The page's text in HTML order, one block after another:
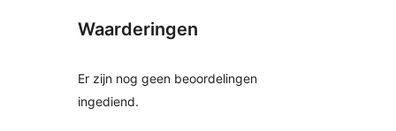
Waarderingen
Er zijn nog geen beoordelingen
ingediend.